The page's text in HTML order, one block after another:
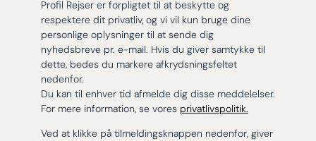
Profil Rejser er forpligtet til at beskytte og
respektere dit privatliv, og vi vil kun bruge dine
personlige oplysninger til at sende dig
nyhedsbreve pr. e-mail. Hvis du giver samtykke til
dette, bedes du markere afkrydsningsfeltet
nedenfor.
Du kan til enhver tid afmelde dig disse meddelelser.
For mere information, se vores privatlivspolitik.
Ved at klikke på tilmeldingsknappen nedenfor, giver